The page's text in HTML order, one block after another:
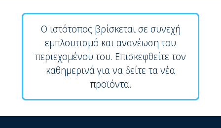
Ο ιστότοπος βρίσκεται σε συνεχή
εμπλουτισμό και ανανέωση του
περιεχομένου του. Επισκεφθείτε τον
καθημερινά για να δείτε τα νέα
προϊόντα.